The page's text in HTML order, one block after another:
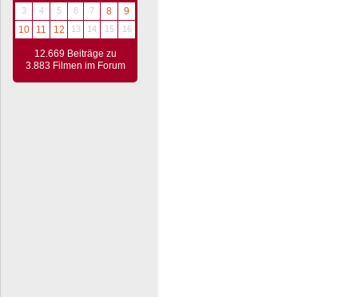
3
4 5 6 7 8
9
10
11 12 13 14 15 16
12.669 Beiträge zu
3.883 Filmen im Forum